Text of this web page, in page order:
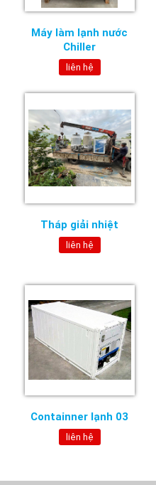
Máy làm lạnh nước
Chiller
liên hệ
Tháp giải nhiệt
liên hệ
Containner lạnh 03
liên hệ